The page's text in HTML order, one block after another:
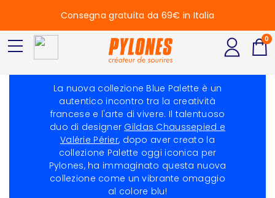
Blue Palette
La nuova collezione Blue Palette è un
autentico incontro tra la creatività
francese e l'arte di vivere. Il talentuoso
duo di designer Gildas Chaussepied e
Valérie Périer, dopo aver creato la
collezione Palette oggi iconica per
Pylones, ha immaginato questa nuova
collezione come un vibrante omaggio
al colore blu!
Consegna gratuita da 69€ in Italia
0